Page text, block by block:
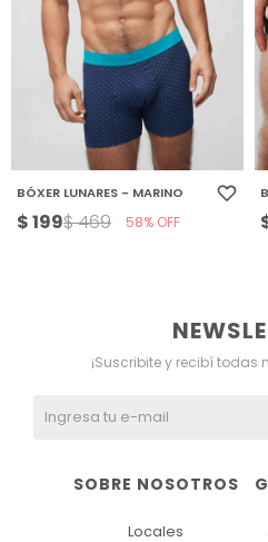
BÓXER LUNARES - MARINO
$199$469 58
SOBRE NOSOTROS
Locales
¡Suscribite y recibí todas